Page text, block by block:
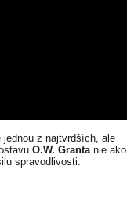
jednou z najtvrdších, ale
O.W. Grantanie ako
spravodlivosti.